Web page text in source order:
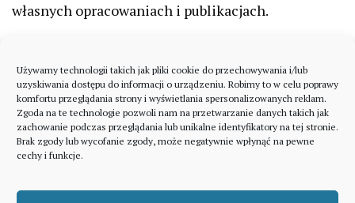
Używamy technologii takich jak pliki cookie do przechowywania i/lub
uzyskiwania dostępu do informacji o urządzeniu. Robimy to w celu poprawy
komfortu przeglądania strony i wyświetlania spersonalizowanych reklam.
Zgoda na te technologie pozwoli nam na przetwarzanie danych takich jak
zachowanie podczas przeglądania lub unikalne identyfikatory na tej stronie.
Brak zgody lub wycofanie zgody, może negatywnie wpłynąć na pewne
cechy i funkcje.
własnych opracowaniach i publikacjach.